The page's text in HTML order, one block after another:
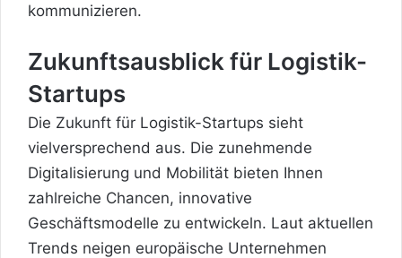
kommunizieren.
Zukunftsausblick für Logistik-
Startups
Die Zukunft für Logistik-Startups sieht
vielversprechend aus. Die zunehmende
Digitalisierung und Mobilität bieten Ihnen
zahlreiche Chancen, innovative
Geschäftsmodelle zu entwickeln. Laut aktuellen
Trends neigen europäische Unternehmen